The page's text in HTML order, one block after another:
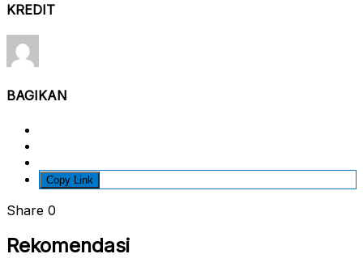
KREDIT
BAGIKAN
Copy Link
Share 0
Rekomendasi